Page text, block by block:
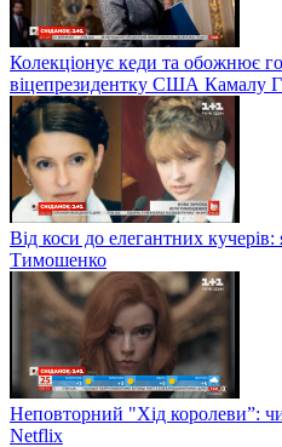
Колекціонує кеди та обожнює
віцепрезидентку США Камалу
Від коси до елегантних
Тимошенко
Неповторний "Хід королеви”:
Netflix